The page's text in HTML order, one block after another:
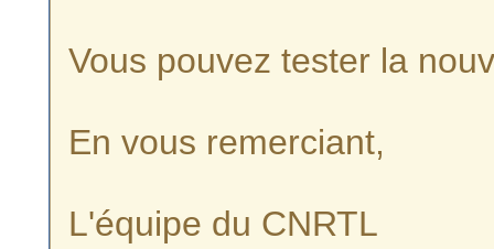
Vous pouvez tester la
En vous remerciant,
L'équipe du CNRTL